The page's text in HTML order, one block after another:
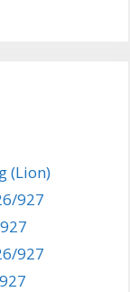
(Lion)
927
927